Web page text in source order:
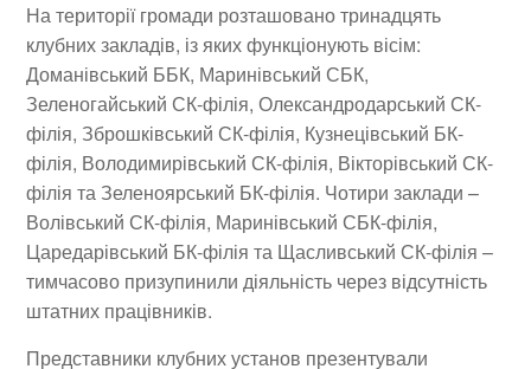
На території громади розташовано тринадцять
клубних закладів, із яких функціонують вісім:
Доманівський ББК, Маринівський СБК,
Зеленогайський СК-філія, Олександродарський СК-
філія, Зброшківський СК-філія, Кузнецівський БК-
філія, Володимирівський СК-філія, Вікторівський СК-
філія та Зеленоярський БК-філія. Чотири заклади –
Волівський СК-філія, Маринівський СБК-філія,
Царедарівський БК-філія та Щасливський СК-філія –
тимчасово призупинили діяльність через відсутність
штатних працівників.
Представники клубних установ презентували